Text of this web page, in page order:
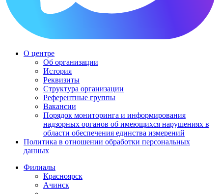
О центре
Об организации
История
Реквизиты
Структура организации
Референтные группы
Вакансии
Порядок мониторинга и информирования
надзорных органов об имеющихся нарушениях в
области обеспечения единства измерений
Политика в отношении обработки персональных
данных
Филиалы
Красноярск
Ачинск